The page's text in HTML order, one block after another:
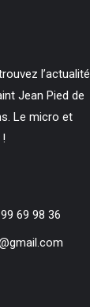
l’actualité
Jean Pied de
Le micro et
69 98 36